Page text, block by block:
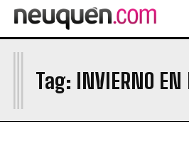
Tag: INVIERNO EN